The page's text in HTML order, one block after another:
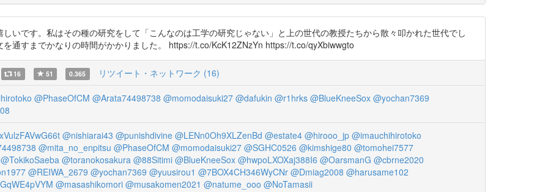
いです。私はその種の研究をして「こんなのは工学の研究じゃない」と上の世代の教授たちから散々叩かれた世代でし
通すまでかなりの時間がかかりました。 https://t.co/KcK12ZNzYn https://t.co/qyXbiwwgto
16 51 0.365 リツイート・ネットワーク (16)
@PhaseOfCM @Arata74498738 @momodaisuki27 @dafukin @r1hrks @BlueKneeSox @yochan7369
@nishiarai43 @punishdivine @LENn0Oh9XLZenBd @estate4 @hirooo_jp @imauchihirotoko
@mita_no_enpitsu @PhaseOfCM @momodaisuki27 @SGHC0526 @kimshige80 @tomohei7577
@TokikoSaeba @toranokosakura @88Sitimi @BlueKneeSox @hwpoLXOXaj388I6 @OarsmanG @cbrne2020
@REIWA_2679 @yochan7369 @yuusirou1 @7BOX4CH346WyCNr @Dmiag2008 @harusame102
@masashikomori @musakomen2021 @natume_ooo @NoTamasii